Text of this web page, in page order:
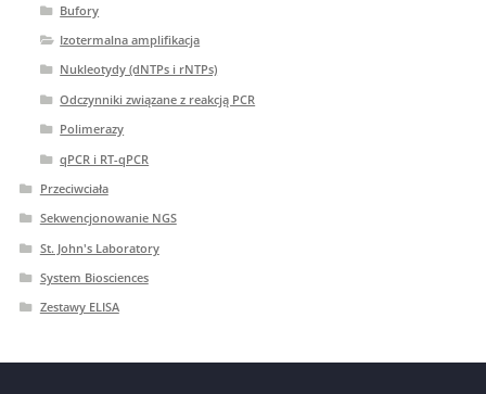
Bufory
Izotermalna amplifikacja
Nukleotydy (dNTPs i rNTPs)
Odczynniki związane z reakcją PCR
Polimerazy
qPCR i RT-qPCR
Przeciwciała
Sekwencjonowanie NGS
St. John's Laboratory
System Biosciences
Zestawy ELISA